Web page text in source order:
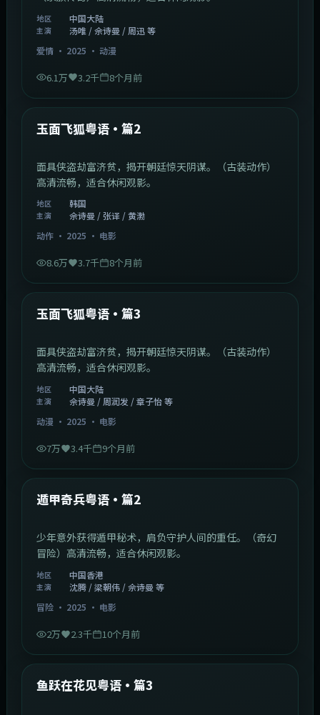
地区 中国大陆
主演
汤唯 / 佘诗曼 / 周迅 等
爱情· 2025 · 动漫
6.1万 3.2千 8个月前
最新
玉面飞狐粤语·篇2
面具侠盗劫富济贫，揭开朝廷惊天阴谋。（古装动作）
高清流畅，适合休闲观影。
地区 韩国
主演
佘诗曼 / 张译 / 黄渤
动作· 2025 · 电影
8.6万 3.7千 8个月前
最新
玉面飞狐粤语·篇3
面具侠盗劫富济贫，揭开朝廷惊天阴谋。（古装动作）
高清流畅，适合休闲观影。
地区 中国大陆
主演
佘诗曼 / 周润发 / 章子怡 等
动漫 · 2025 · 电影
7万 3.4千 9个月前
最新
遁甲奇兵粤语·篇2
少年意外获得遁甲秘术，肩负守护人间的重任。（奇幻
冒险）高清流畅，适合休闲观影。
地区 中国香港
主演
沈腾 / 梁朝伟 / 佘诗曼 等
冒险· 2025 · 电影
2万 2.3千 10个月前
最新
鱼跃在花见粤语·篇3